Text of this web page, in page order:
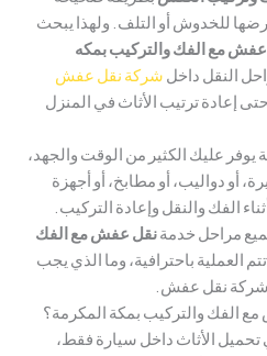
للخدوش أو التلف. ولهذا يبحث
مع الفك والتركيب بمكه
النقل داخل شركة نقل عفش
إعادة ترتيب الأثاث في المنزل
عليك الكثير من الوقت والجهد،
أو دواليب، أو مطابخ، أو أجهزة
الفك والنقل وإعادة التركيب.
مراحل خدمةنقل عفش مع الفك
العملية باحترافية، وما الذي يجب
شركة نقل عفش.
الفك والتركيب بمكة المكرمة؟
تحميل الأثاث داخل سيارة فقط،